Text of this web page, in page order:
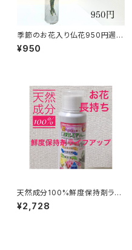
季節のお花入り仏花950円週1
便
¥950
天然成分100%鮮度保持剤ライ
フアップ
¥2,728